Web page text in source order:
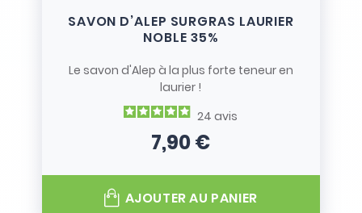
SAVON D’ALEP SURGRAS LAURIER
NOBLE 35%
Le savon d'Alep à la plus forte teneur en
laurier !
24avis
Prix
7,90 €
AJOUTER AU PANIER